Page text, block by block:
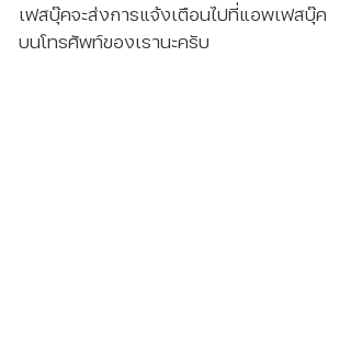
เฟสบุ๊คจะส่งการแจ้งเตือนไปที่แอพเฟสบุ๊ค
บนโทรศัพท์ของเรานะครับ